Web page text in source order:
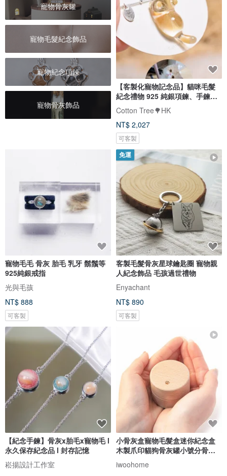
寵物骨灰罐
寵物毛髮紀念飾品
寵物紀念項鍊
寵物骨灰飾品
【客製化寵物記念品】貓咪毛髮
紀念禮物 925 純銀項鍊、手鍊飾
品
Cotton Tree🌳HK
NT$ 2,027
可客製
寵物毛毛 骨灰 胎毛 乳牙 鬍鬚等
925純銀戒指
光與毛孩
NT$ 888
可客製
免運
客製毛髮骨灰星球鑰匙圈 寵物親
人紀念飾品 毛孩過世禮物
Enyachant
NT$ 890
可客製
【紀念手鍊】骨灰x胎毛x寵物毛 l
永久保存紀念品 l 封存記憶
崧揚設計工作室
小骨灰盒寵物毛髮盒迷你紀念盒
木製爪印貓狗骨灰罐小號分骨骨
壷iwoohome